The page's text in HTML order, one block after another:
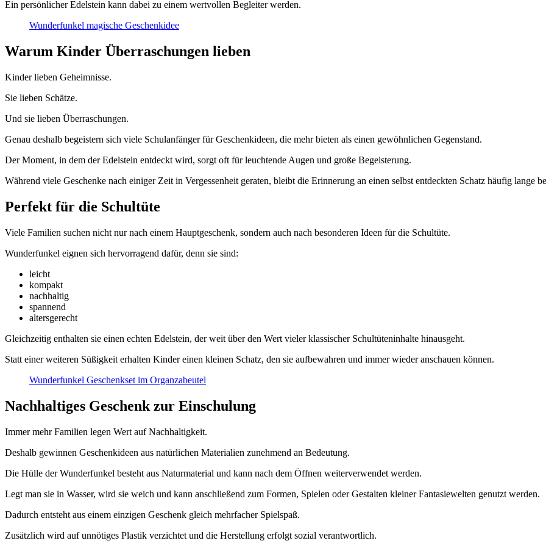
Ein persönlicher Edelstein kann dabei zu einem wertvollen Begleiter werden.
Wunderfunkel magische Geschenkidee
Warum Kinder Überraschungen lieben
Kinder lieben Geheimnisse.
Sie lieben Schätze.
Und sie lieben Überraschungen.
Genau deshalb begeistern sich viele Schulanfänger für Geschenkideen, die mehr bieten als einen gewöhnlichen Gegenstand.
Der Moment, in dem der Edelstein entdeckt wird, sorgt oft für leuchtende Augen und große Begeisterung.
Während viele Geschenke nach einiger Zeit in Vergessenheit geraten, bleibt die Erinnerung an einen selbst entdeckten Schatz häufig lange
Perfekt für die Schultüte
Viele Familien suchen nicht nur nach einem Hauptgeschenk, sondern auch nach besonderen Ideen für die Schultüte.
Wunderfunkel eignen sich hervorragend dafür, denn sie sind:
leicht
kompakt
nachhaltig
spannend
altersgerecht
Gleichzeitig enthalten sie einen echten Edelstein, der weit über den Wert vieler klassischer Schultüteninhalte hinausgeht.
Statt einer weiteren Süßigkeit erhalten Kinder einen kleinen Schatz, den sie aufbewahren und immer wieder anschauen können.
Wunderfunkel Geschenkset im Organzabeutel
Nachhaltiges Geschenk zur Einschulung
Immer mehr Familien legen Wert auf Nachhaltigkeit.
Deshalb gewinnen Geschenkideen aus natürlichen Materialien zunehmend an Bedeutung.
Die Hülle der Wunderfunkel besteht aus Naturmaterial und kann nach dem Öffnen weiterverwendet werden.
Legt man sie in Wasser, wird sie weich und kann anschließend zum Formen, Spielen oder Gestalten kleiner Fantasiewelten genutzt werden.
Dadurch entsteht aus einem einzigen Geschenk gleich mehrfacher Spielspaß.
Zusätzlich wird auf unnötiges Plastik verzichtet und die Herstellung erfolgt sozial verantwortlich.